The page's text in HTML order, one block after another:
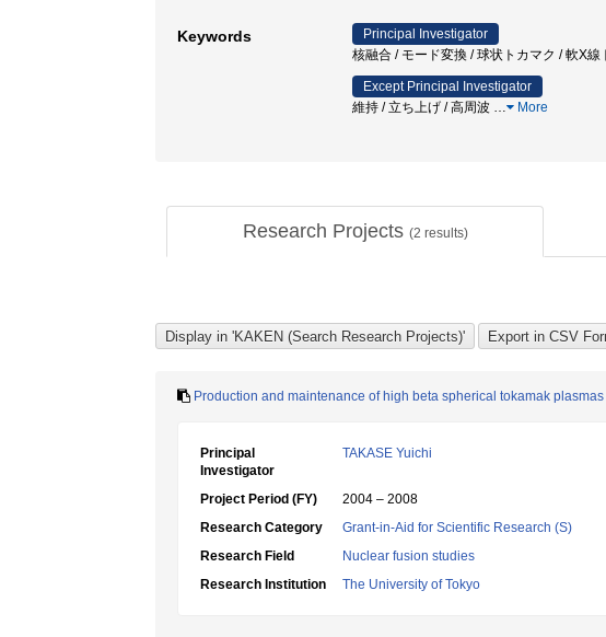
Keywords
Principal Investigator
核融合 / モード変換 / 球状トカマク / 軟X
Except Principal Investigator
維持 / 立ち上げ / 高周波 … More
Research Projects (2 results)
Production and maintenance of high beta spherical tokamak
Principal
Investigator
TAKASE Yuichi
Project Period (FY)
2004 – 2008
Research Category
Grant-in-Aid for Scientific Research (S)
Research Field
Nuclear fusion studies
Research Institution
The University of Tokyo